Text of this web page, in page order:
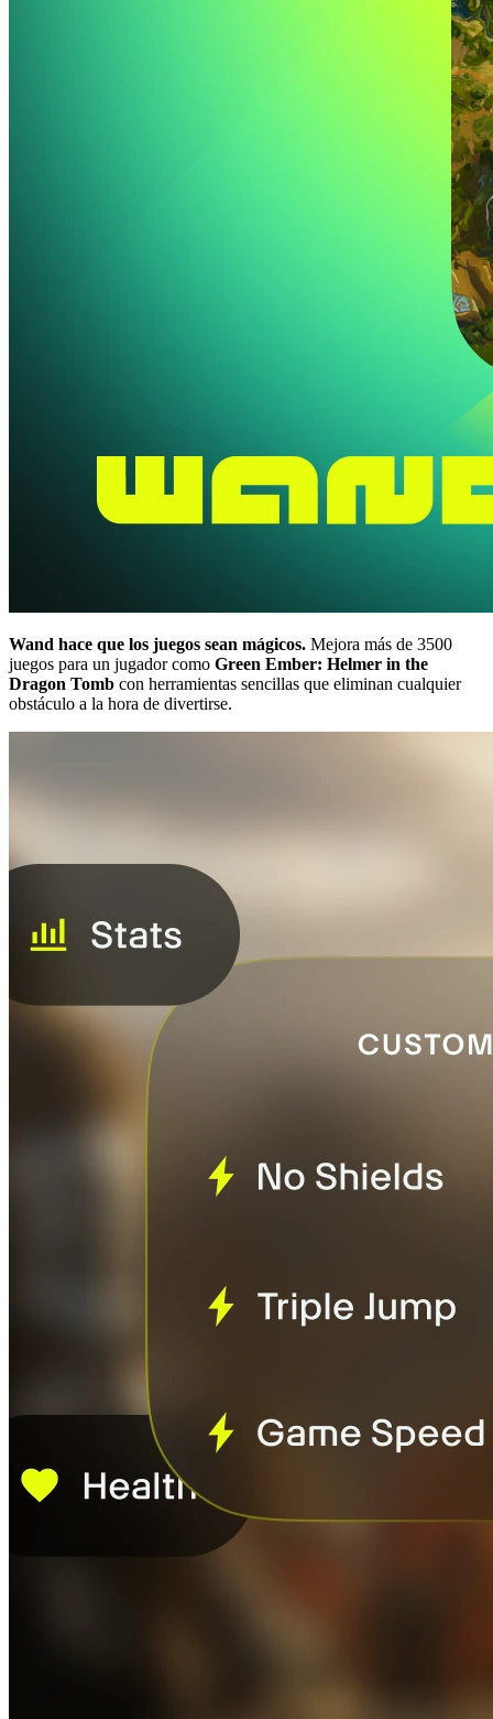
Wand hace que los juegos sean mágicos. Mejora más de 3500
juegos para un jugador como Green Ember: Helmer in the
Dragon Tomb con herramientas sencillas que eliminan cualquier
obstáculo a la hora de divertirse.